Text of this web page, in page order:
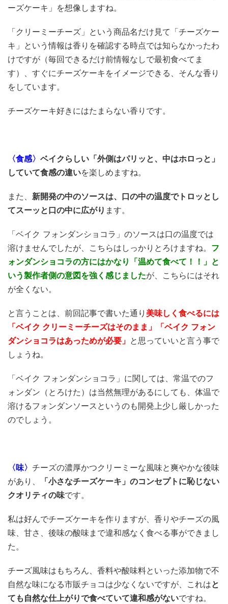
ーズケーキ」を想像しますね。
「クリーミーチーズ」という商品名だけ見て「チーズケー
キ」という情報は香りを確認する時点では知らなかったわ
けですが（毎回できるだけ前情報なしで最初食べてま
す）、すぐにチーズケーキをイメージできる、そんな香り
をしています。
チーズケーキ好きにはたまらない香りです。
〈食感〉 ベイクらしい「外側はパリッと、中はホロっと」
していて食感の違いを楽しめますね。
また、 新開発の中のソースは、口の中の温度でトロッとし
てスーッと口の中に広がり ます。
「ベイク フォンダンショコラ」のソースは口の温度では
溶けませんでしたが、こちらはしっかりとろけますね。 フ
ォンダンショコラの方にはかなり「温めて食べて！！」と
いう製作者側の意図を強く感じましたが、こちらにはそれ
が全くない。
と言うことは、前回記事で書いた通り 美味しく食べるには
「ベイク クリーミーチーズはそのまま」「ベイク フォン
ダンショコラはあっためが必要」 と思っていいと言う事で
しょうね。
「ベイク フォンダンショコラ」に関しては、常温でのフ
ォンダン（とろけた）は当然無理があるにしても、体温で
溶けるフォンダンソースというのも開発上少し厳しかった
のでしょう。
〈味〉 チーズの濃厚かつクリーミーな風味と爽やかな後味
があり、
「小さなチーズケーキ」のコンセプトに恥じない
クオリティの味です。
私は好んでチーズケーキを作りますが、香りやチーズの風
味、甘さ、後味の酸味まで違和感なく食べる事ができまし
た。
チーズ風味はもちろん、香料や酸味料といった添加物で不
自然な味になる市販チョコは少なくないですが、これはと
ても自然な仕上がりで食べていて違和感がないですね。